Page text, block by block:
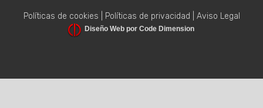
Políticas de cookies Políticas de privacidad Aviso Legal
Diseño Web por Code Dimension